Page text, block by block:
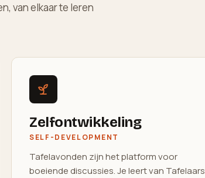
van elkaar te leren
Zelfontwikkeling
SELF-DEVELOPMENT
Tafelavonden zijn het platform voor
boeiende discussies. Je leert van Tafelaars